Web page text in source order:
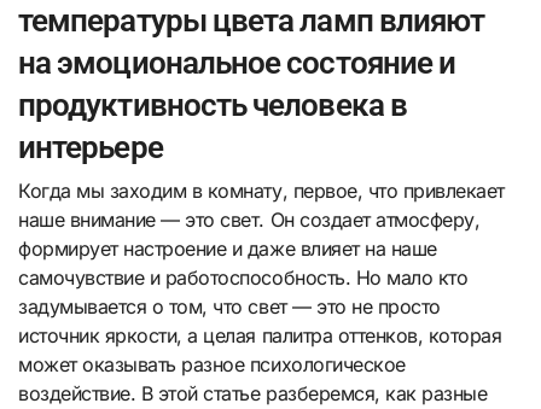
температуры цвета ламп влияют
на эмоциональное состояние и
продуктивность человека в
интерьере
Когда мы заходим в комнату, первое, что привлекает
наше внимание — это свет. Он создает атмосферу,
формирует настроение и даже влияет на наше
самочувствие и работоспособность. Но мало кто
задумывается о том, что свет — это не просто
источник яркости, а целая палитра оттенков, которая
может оказывать разное психологическое
воздействие. В этой статье разберемся, как разные